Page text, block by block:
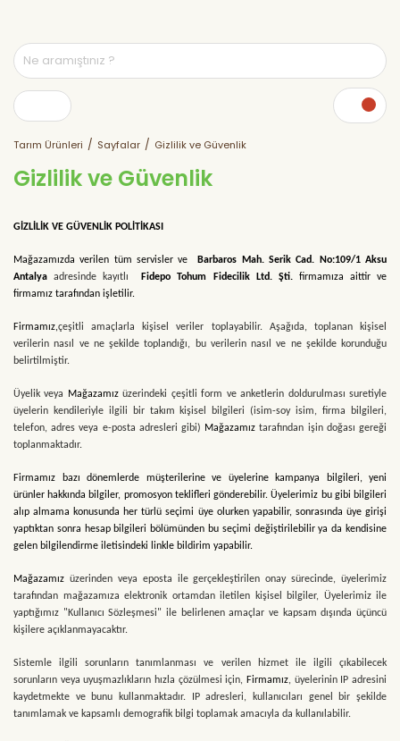
Tarım Ürünleri Sayfalar Gizlilik ve Güvenlik
Gizlilik ve Güvenlik
GİZLİLİK VE GÜVENLİK POLİTİKASI
Mağazamızda verilen tüm servisler ve
Barbaros Mah. Serik Cad. No:109/1 Aksu
Antalya adresinde kayıtlı Fidepo Tohum Fidecilik Ltd. Şti. firmamıza aittir ve
firmamız tarafından işletilir.
Firmamız,çeşitli amaçlarla kişisel veriler toplayabilir. Aşağıda, toplanan kişisel
verilerin nasıl ve ne şekilde toplandığı, bu verilerin nasıl ve ne şekilde korunduğu
belirtilmiştir.
Üyelik veya Mağazamızüzerindeki çeşitli form ve anketlerin doldurulması suretiyle
üyelerin kendileriyle ilgili bir takım kişisel bilgileri (isim-soy isim, firma bilgileri,
telefon, adres veya e-posta adresleri gibi) Mağazamıztarafından işin doğası gereği
toplanmaktadır.
Firmamız bazı dönemlerde müşterilerine ve üyelerine kampanya bilgileri, yeni
ürünler hakkında bilgiler, promosyon teklifleri gönderebilir. Üyelerimiz bu gibi bilgileri
alıp almama konusunda her türlü seçimi üye olurken yapabilir, sonrasında üye girişi
yaptıktan sonra hesap bilgileri bölümünden bu seçimi değiştirilebilir ya da kendisine
gelen bilgilendirme iletisindeki linkle bildirim yapabilir.
Mağazamız üzerinden veya eposta ile gerçekleştirilen onay sürecinde, üyelerimiz
tarafından mağazamıza elektronik ortamdan iletilen kişisel bilgiler, Üyelerimiz ile
yaptığımız "Kullanıcı Sözleşmesi" ile belirlenen amaçlar ve kapsam dışında üçüncü
kişilere açıklanmayacaktır.
Sistemle ilgili sorunların tanımlanması ve verilen hizmet ile ilgili çıkabilecek
sorunların veya uyuşmazlıkların hızla çözülmesi için, Firmamız, üyelerinin IP adresini
kaydetmekte ve bunu kullanmaktadır. IP adresleri, kullanıcıları genel bir şekilde
tanımlamak ve kapsamlı demografik bilgi toplamak amacıyla da kullanılabilir.